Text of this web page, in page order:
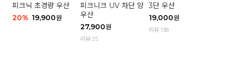
피크닉 초경량 우산
20% 19,900원
피크니크 UV 차단 양
우산
27,900원
리뷰 25
3단 우산
19,000원
리뷰 138